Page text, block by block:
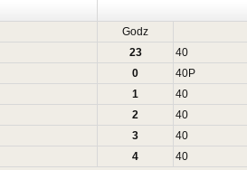
Godz
23
40
0 40P
1
40
2
40
3
40
4
40